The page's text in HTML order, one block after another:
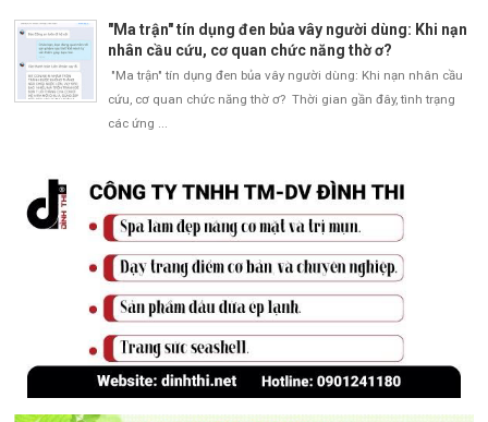
"Ma trận" tín dụng đen bủa vây người dùng: Khi nạn
nhân cầu cứu, cơ quan chức năng thờ ơ?
"Ma trận" tín dụng đen bủa vây người dùng: Khi nạn nhân cầu
cứu, cơ quan chức năng thờ ơ? Thời gian gần đây, tình trạng
các ứng ...